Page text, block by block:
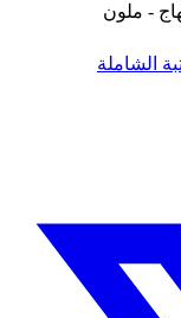
- ملون
الشاملة